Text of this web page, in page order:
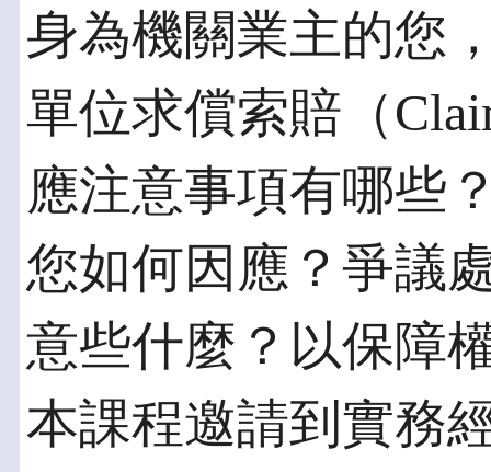
身為機關業主的您
單位求償索賠（
應注意事項有哪些
您如何因應？爭議
意些什麼？以保障
本課程邀請到實務